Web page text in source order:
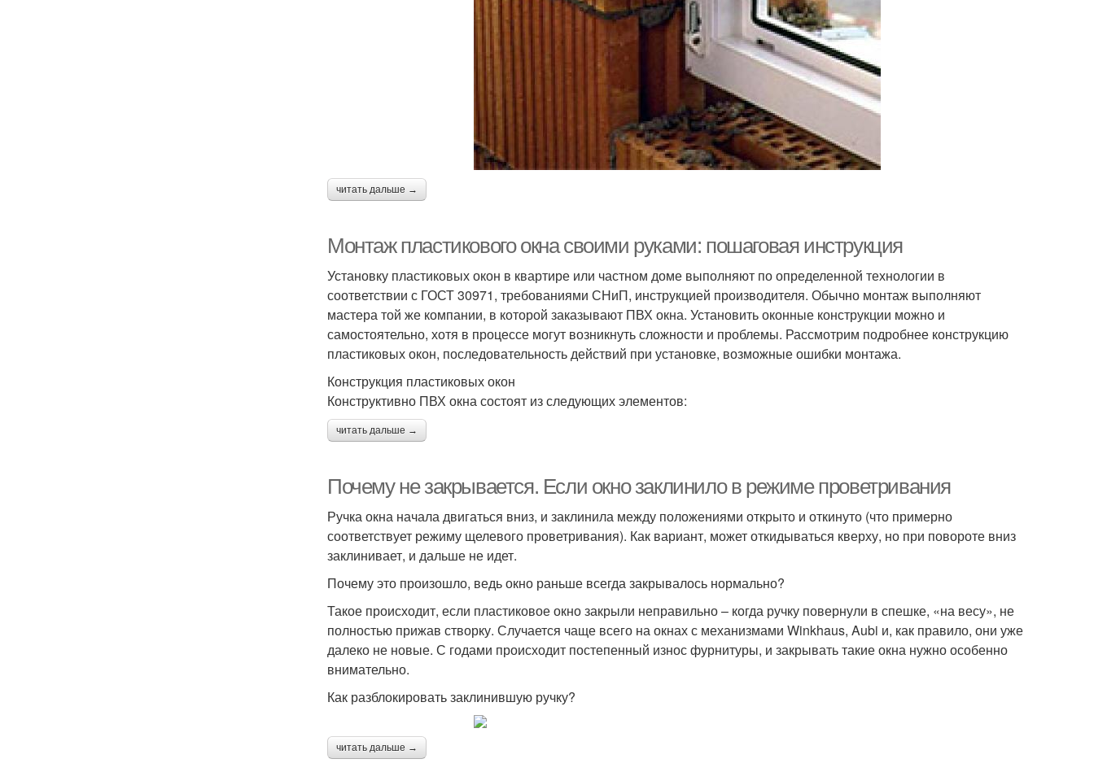
читать дальше →
Монтаж пластикового окна своими руками: пошаговая инструкция
Установку пластиковых окон в квартире или частном доме выполняют по определенной технологии в
соответствии с ГОСТ 30971, требованиями СНиП, инструкцией производителя. Обычно монтаж выполняют
мастера той же компании, в которой заказывают ПВХ окна. Установить оконные конструкции можно и
самостоятельно, хотя в процессе могут возникнуть сложности и проблемы. Рассмотрим подробнее конструкцию
пластиковых окон, последовательность действий при установке, возможные ошибки монтажа.
Конструкция пластиковых окон
Конструктивно ПВХ окна состоят из следующих элементов:
читать дальше →
Почему не закрывается. Если окно заклинило в режиме проветривания
Ручка окна начала двигаться вниз, и заклинила между положениями открыто и откинуто (что примерно
соответствует режиму щелевого проветривания). Как вариант, может откидываться кверху, но при повороте вниз
заклинивает, и дальше не идет.
Почему это произошло, ведь окно раньше всегда закрывалось нормально?
Такое происходит, если пластиковое окно закрыли неправильно – когда ручку повернули в спешке, «на весу», не
полностью прижав створку. Случается чаще всего на окнах с механизмами Winkhaus, Aubi и, как правило, они уже
далеко не новые. С годами происходит постепенный износ фурнитуры, и закрывать такие окна нужно особенно
внимательно.
Как разблокировать заклинившую ручку?
читать дальше →